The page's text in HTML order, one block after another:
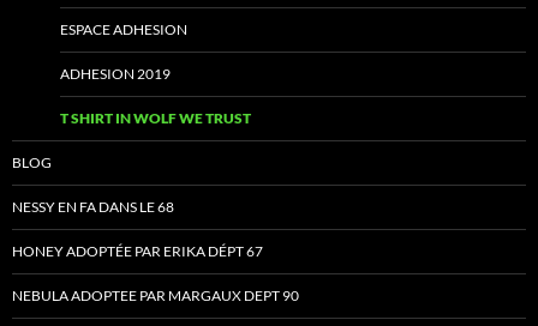
ESPACE ADHESION
ADHESION 2019
T SHIRT IN WOLF WE TRUST
BLOG
NESSY EN FA DANS LE 68
HONEY ADOPTÉE PAR ERIKA DÉPT 67
NEBULA ADOPTEE PAR MARGAUX DEPT 90